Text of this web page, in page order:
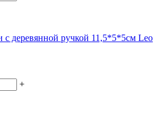
с деревянной ручкой 11,5*5*5см Leo
+